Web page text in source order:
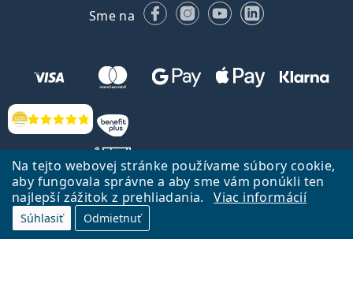
Na tejto webovej stránke používame súbory cookie,
aby fungovala správne a aby sme vám ponúkli ten
najlepší zážitok z prehliadania.
Viac informácií
Súhlasiť Odmietnuť
Hodnotenia
Sme na FacebookuInstagrame
YouTubeLinkedIn
Späť na Úvodnu stránku
Lentiamo.sk vlastní a prevádzkuje spoločnosť Lentiamo s.r.o., Česká